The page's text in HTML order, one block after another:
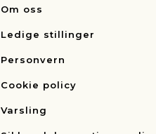
Om oss
Ledige stillinger
Personvern
Cookie policy
Varsling